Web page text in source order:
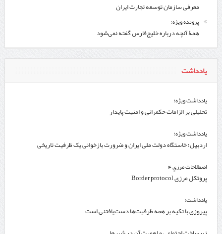
معرفی سازمان توسعه تجارت ایران
پرونده ویژه؛
همۀ آنچه درباره خلیج‌‌فارس گفته نمی‌شود
یادداشت
یادداشت ویژه؛
تحلیلی بر الزامات حکمرانی و امنیت پایدار
یادداشت ویژه؛
اردبیل؛ خاستگاه دولت ملی ایران و ضرورت بازخوانی یک ظرفیت تاریخی
اصطلاحات مرزي 4
پروتکل مرزی Border protocol
یادداشت؛
پیروزی با تکیه بر همه ظرفیت‌ها دست‌یافتنی است